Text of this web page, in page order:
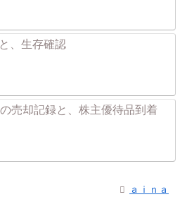
、生存確認
売却記録と、株主優待品到着
ａｉｎａ